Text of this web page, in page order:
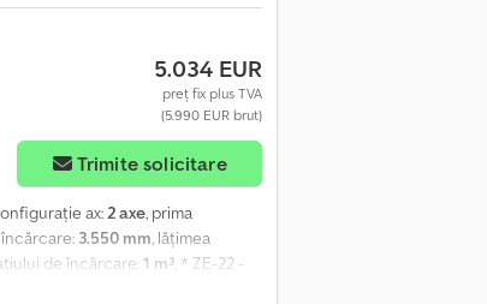
5.034 EUR
preț fix plus TVA
(5.990 EUR brut)
Trimite solicitare
ax:2 axe, prima
3.550 mm, lățimea
de încărcare:1 m³, * ZE-22 -
joasă, de 3500 kg, marca